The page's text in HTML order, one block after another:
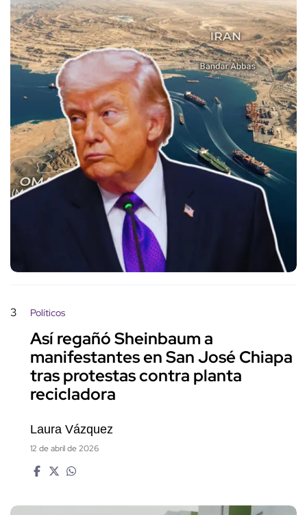
3 Políticos
Así regañó Sheinbaum a
manifestantes en San José Chiapa
tras protestas contra planta
recicladora
Laura Vázquez
12 de abril de 2026